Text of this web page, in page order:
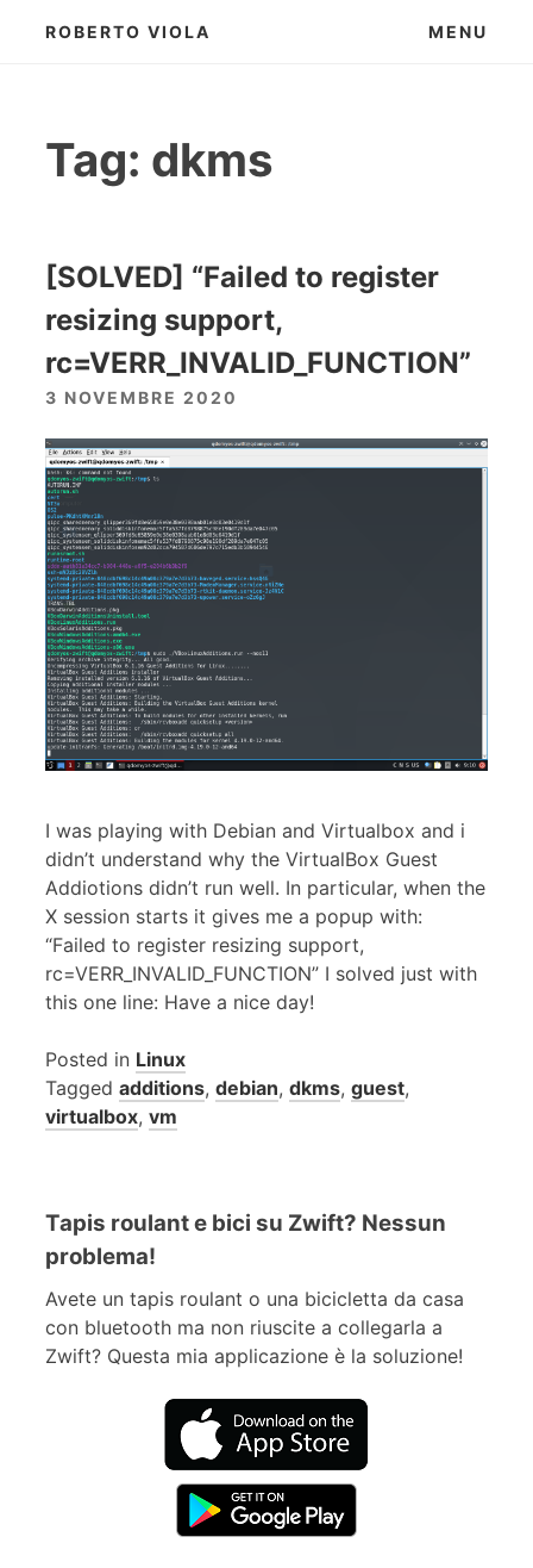
ROBERTO VIOLA MENU
Tag: dkms
[SOLVED] “Failed to register
resizing support,
rc=VERR_INVALID_FUNCTION”
3 NOVEMBRE 2020
I was playing with Debian and Virtualbox and i
didn’t understand why the VirtualBox Guest
Addiotions didn’t run well. In particular, when the
X session starts it gives me a popup with:
“Failed to register resizing support,
rc=VERR_INVALID_FUNCTION” I solved just with
this one line: Have a nice day!
Posted in Linux
Tagged additions, debian, dkms, guest,
virtualbox, vm
Tapis roulant e bici su Zwift? Nessun
problema!
Avete un tapis roulant o una bicicletta da casa
con bluetooth ma non riuscite a collegarla a
Zwift? Questa mia applicazione è la soluzione!